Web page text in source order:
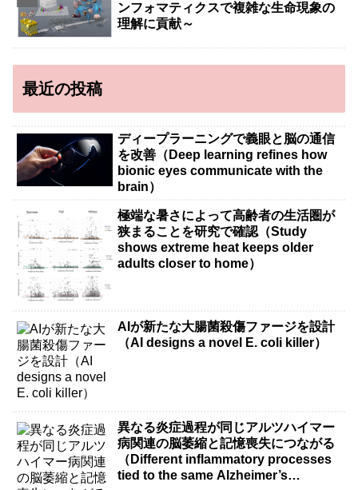
ンフォマティクスで複雑な生命現象の
理解に貢献～
最近の投稿
ディープラーニングで義眼と脳の通信
を改善（Deep learning refines how
bionic eyes communicate with the
brain）
極端な暑さによって高齢者の生活圏が
狭まることを研究で確認（Study
shows extreme heat keeps older
adults closer to home）
AIが新たな大腸菌殺傷ファージを設計
（AI designs a novel E. coli killer）
異なる炎症過程が同じアルツハイマー
病関連の脳萎縮と記憶喪失につながる
（Different inflammatory processes
tied to the same Alzheimer’s